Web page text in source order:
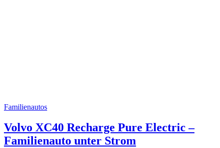
Familienautos
Volvo XC40 Recharge Pure Electric –
Familienauto unter Strom